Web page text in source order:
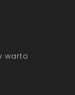
warto